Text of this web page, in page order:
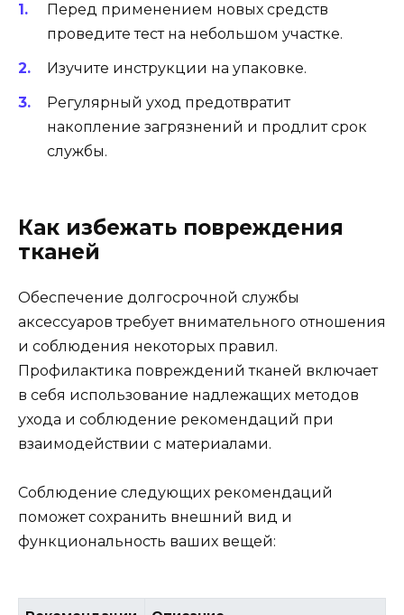
Перед применением новых средств
проведите тест на небольшом участке.
Изучите инструкции на упаковке.
Регулярный уход предотвратит
накопление загрязнений и продлит срок
службы.
Как избежать повреждения
тканей
Обеспечение долгосрочной службы
аксессуаров требует внимательного отношения
и соблюдения некоторых правил.
Профилактика повреждений тканей включает
в себя использование надлежащих методов
ухода и соблюдение рекомендаций при
взаимодействии с материалами.
Соблюдение следующих рекомендаций
поможет сохранить внешний вид и
функциональность ваших вещей: